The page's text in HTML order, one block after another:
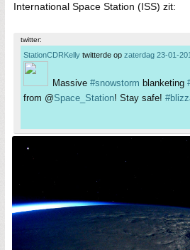
International Space Station (ISS) zit:
twitter:
StationCDRKelly twitterde op zaterdag 23-01-
Massive #snowstorm blanketing
from @Space_Station! Stay safe!